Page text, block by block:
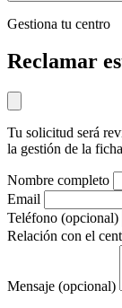
Gestiona tu centro
Reclamar
Tu solicitud será
la gestión de la
Nombre completo
Email
Teléfono (opcional)
Relación con el
Mensaje (opcional)